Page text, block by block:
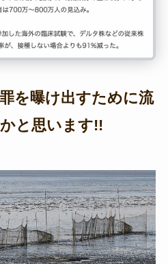
を曝け出すために流
と思います!!